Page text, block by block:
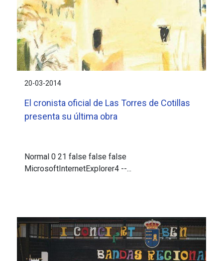
20-03-2014
El cronista oficial de Las Torres de Cotillas
presenta su última obra
Normal 0 21 false false false
MicrosoftInternetExplorer4 --...